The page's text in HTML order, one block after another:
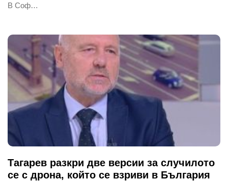
В Соф…
Тагарев разкри две версии за случилото
се с дрона, който се взриви в България